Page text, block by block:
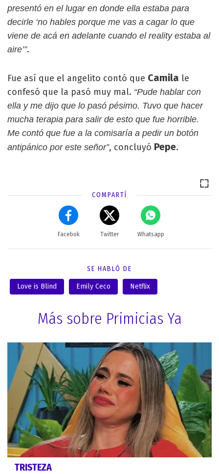
presentó en el lugar en donde ella estaba para
decirle ‘no hables porque me vas a cagar lo que
viene de acá en adelante cuando el reality estaba al
aire’”.
Fue así que el angelito contó que Camila le
confesó que la pasó muy mal. “Pude hablar con
ella y me dijo que lo pasó pésimo. Tuvo que hacer
mucha terapia para salir de esto que fue horrible.
Me contó que fue a la comisaría a pedir un botón
antipánico por este señor”, concluyó Pepe.
COMPARTÍ
Facebok Twitter Whatsapp
SE HABLÓ DE
Love is Blind Emily Ceco Netflix
Más sobre Primicias Ya
TRISTEZA